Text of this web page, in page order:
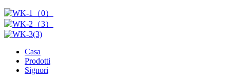
Casa
Prodotti
Signori